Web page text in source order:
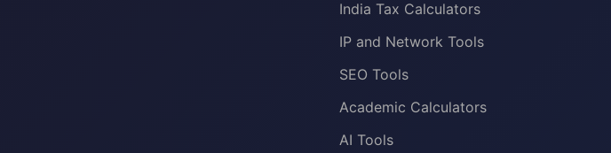
India Tax Calculators
IP and Network Tools
SEO Tools
Academic Calculators
AI Tools